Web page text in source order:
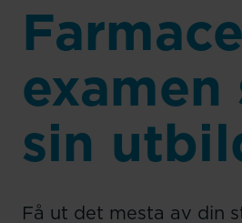
sin
Få ut det mesta av din